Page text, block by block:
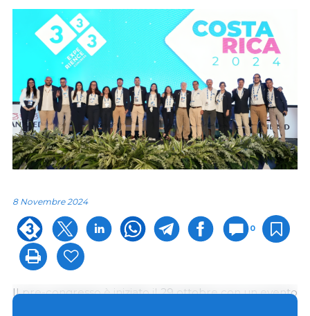
8 Novembre 2024
0
Il pre-congresso è iniziato il 29 ottobre con un evento